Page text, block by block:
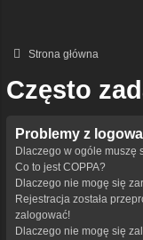
Strona główna
Często
Problemy z
Dlaczego w ogóle muszę
Co to jest COPPA?
Dlaczego nie mogę się
Rejestracja została
zalogować!
Dlaczego nie mogę się